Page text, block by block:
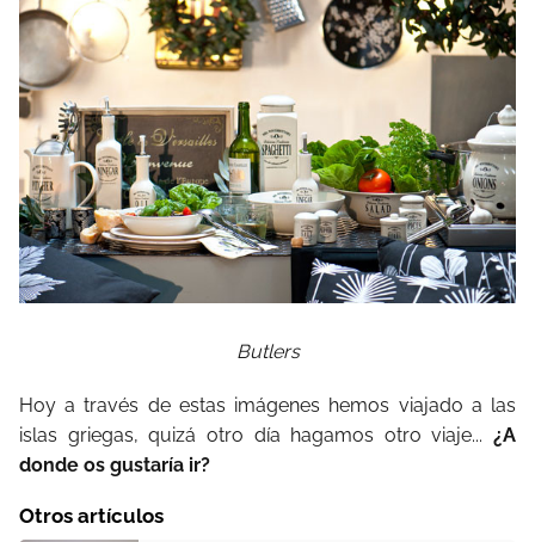
Butlers
Hoy a través de estas imágenes hemos viajado a las
islas griegas, quizá otro día hagamos otro viaje... ¿A
donde os gustaría ir?
Otros artículos